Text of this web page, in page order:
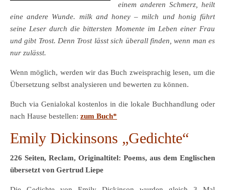
einem anderen Schmerz, heilt
eine andere Wunde. milk and honey – milch und honig führt
seine Leser durch die bittersten Momente im Leben einer Frau
und gibt Trost. Denn Trost lässt sich überall finden, wenn man es
nur zulässt.
Wenn möglich, werden wir das Buch zweisprachig lesen, um die
Übersetzung selbst analysieren und bewerten zu können.
Buch via Genialokal kostenlos in die lokale Buchhandlung oder
nach Hause bestellen: zum Buch*
Emily Dickinsons „Gedichte“
226 Seiten, Reclam, Originaltitel: Poems, aus dem Englischen
übersetzt von Gertrud Liepe